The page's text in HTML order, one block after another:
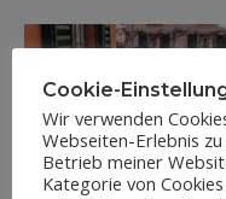
Cookie-
Wir verwenden
Webseiten-Erlebnis
Betrieb meiner
Kategorie von